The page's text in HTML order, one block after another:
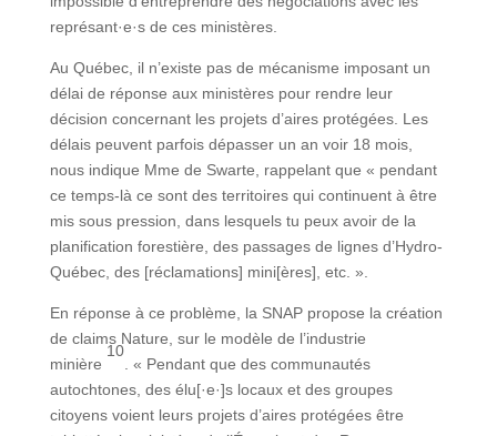
représant·e·s de ces ministères.
Au Québec, il n’existe pas de mécanisme imposant un
délai de réponse aux ministères pour rendre leur
décision concernant les projets d’aires protégées. Les
délais peuvent parfois dépasser un an voir 18 mois,
nous indique Mme de Swarte, rappelant que « pendant
ce temps-là ce sont des territoires qui continuent à être
mis sous pression, dans lesquels tu peux avoir de la
planification forestière, des passages de lignes d’Hydro-
Québec, des [réclamations] mini[ères], etc. ».
En réponse à ce problème, la SNAP propose la création
de claims Nature, sur le modèle de l’industrie
minière
10
. « Pendant que des communautés
autochtones, des élu[·e·]s locaux et des groupes
citoyens voient leurs projets d’aires protégées être